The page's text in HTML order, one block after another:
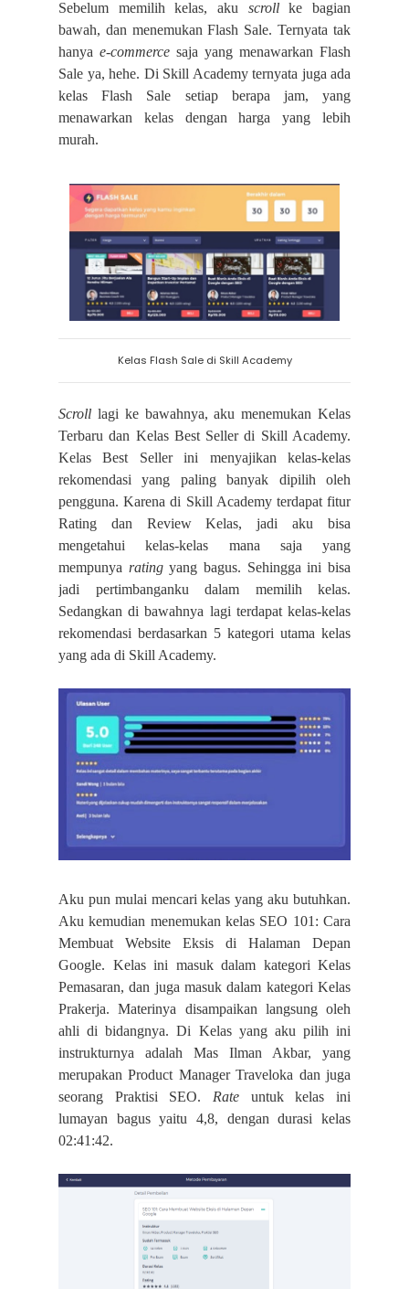
Sebelum memilih kelas, aku scrollke bagian
bawah, dan menemukan Flash Sale. Ternyata tak
hanya e-commerce saja yang menawarkan Flash
Sale ya, hehe. Di Skill Academy ternyata juga ada
kelas Flash Sale setiap berapa jam, yang
menawarkan kelas dengan harga yang lebih
murah.
Kelas Flash Sale di Skill Academy
Scroll lagi ke bawahnya, aku menemukan Kelas
Terbaru dan Kelas Best Seller di Skill Academy.
Kelas Best Seller ini menyajikan kelas-kelas
rekomendasi yang paling banyak dipilih oleh
pengguna. Karena di Skill Academy terdapat fitur
Rating dan Review Kelas, jadi aku bisa
mengetahui kelas-kelas mana saja yang
mempunya ratingyang bagus. Sehingga ini bisa
jadi pertimbanganku dalam memilih kelas.
Sedangkan di bawahnya lagi terdapat kelas-kelas
rekomendasi berdasarkan 5 kategori utama kelas
yang ada di Skill Academy.
Aku pun mulai mencari kelas yang aku butuhkan.
Aku kemudian menemukan kelas SEO 101: Cara
Membuat Website Eksis di Halaman Depan
Google. Kelas ini masuk dalam kategori Kelas
Pemasaran, dan juga masuk dalam kategori Kelas
Prakerja. Materinya disampaikan langsung oleh
ahli di bidangnya. Di Kelas yang aku pilih ini
instrukturnya adalah Mas Ilman Akbar, yang
merupakan Product Manager Traveloka dan juga
seorang Praktisi SEO. Rate untuk kelas ini
lumayan bagus yaitu 4,8, dengan durasi kelas
02:41:42.